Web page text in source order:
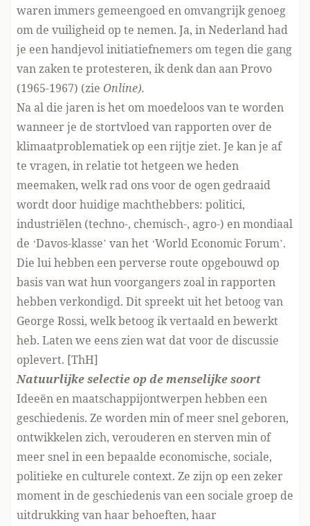
waren immers gemeengoed en omvangrijk genoeg
om de vuiligheid op te nemen. Ja, in Nederland had
je een handjevol initiatiefnemers om tegen die gang
van zaken te protesteren, ik denk dan aan Provo
(1965-1967) (zie Online).
Na al die jaren is het om moedeloos van te worden
wanneer je de stortvloed van rapporten over de
klimaatproblematiek op een rijtje ziet. Je kan je af
te vragen, in relatie tot hetgeen we heden
meemaken, welk rad ons voor de ogen gedraaid
wordt door huidige machthebbers: politici,
industriëlen (techno-, chemisch-, agro-) en mondiaal
de ‘Davos-klasse’ van het ‘World Economic Forum’.
Die lui hebben een perverse route opgebouwd op
basis van wat hun voorgangers zoal in rapporten
hebben verkondigd. Dit spreekt uit het betoog van
George Rossi, welk betoog ik vertaald en bewerkt
heb. Laten we eens zien wat dat voor de discussie
oplevert. [ThH]
Natuurlijke selectie op de menselijke soort
Ideeën en maatschappijontwerpen hebben een
geschiedenis. Ze worden min of meer snel geboren,
ontwikkelen zich, verouderen en sterven min of
meer snel in een bepaalde economische, sociale,
politieke en culturele context. Ze zijn op een zeker
moment in de geschiedenis van een sociale groep de
uitdrukking van haar behoeften, haar